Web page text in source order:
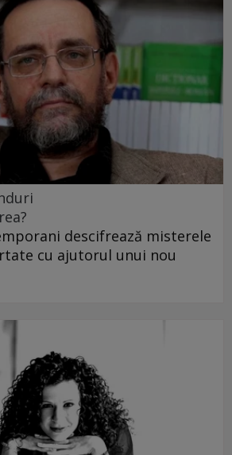
descifrează misterele
cu ajutorul unui nou